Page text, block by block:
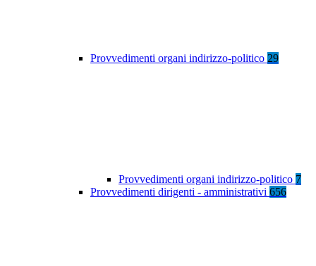
Provvedimenti organi indirizzo-politico 29
Provvedimenti organi indirizzo-politico 7
Provvedimenti dirigenti - amministrativi 656